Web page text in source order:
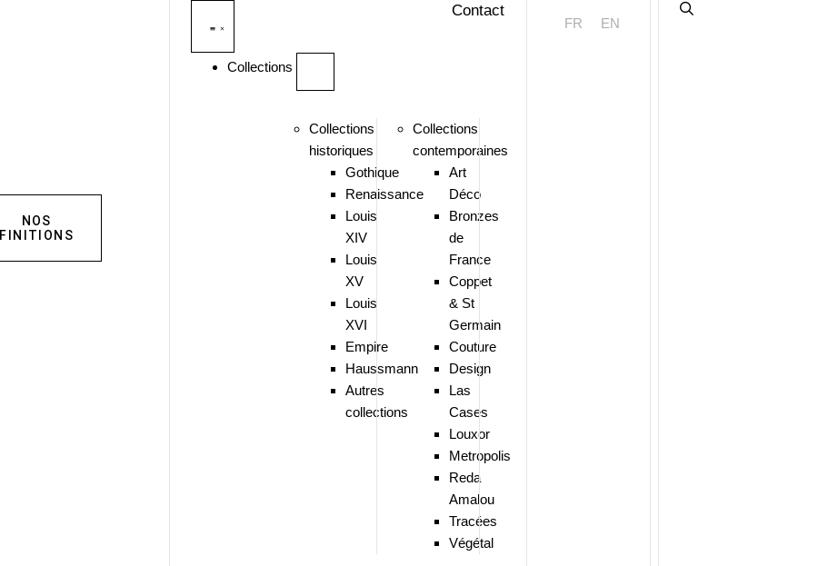
NOS
FINITIONS
Collections
Collections
historiques
Gothique
Renaissance
Louis
XIV
Louis
XV
Louis
XVI
Empire
Haussmann
Autres
collections
Collections
contemporaines
Art
Déco
Bronzes
de
France
Coppet
& St
Germain
Couture
Design
Las
Cases
Louxor
Metropolis
Reda
Amalou
Tracées
Végétal
Contact
FR EN